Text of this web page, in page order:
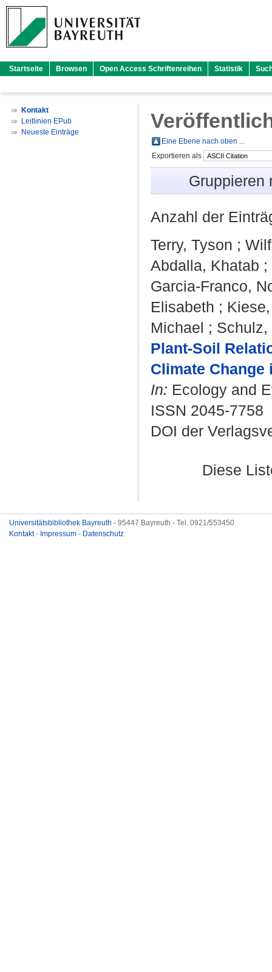
Startseite Browsen Open Access Schriftenreihen Statistik
Kontakt
Leitlinien EPub
Neueste Einträge
Eine Ebene nach oben ...
Exportieren als
Anzahl der
Terry, Tyson ;
Abdalla, Khatab ;
Garcia-Franco,
Elisabeth ;
Michael ; Schulz,
Plant-Soil
Climate
In: Ecology and
ISSN 2045-7758
DOI der
Diese
Universitätsbibliothek Bayreuth - 95447 Bayreuth - Tel. 0921/553450
Kontakt- Impressum - Datenschutz